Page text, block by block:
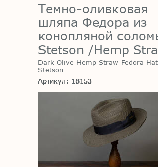
Темно-оливковая
шляпа Федора из
конопляной
Stetson /Hemp
Dark Olive Hemp Straw Fedora
Stetson
Артикул: 18153